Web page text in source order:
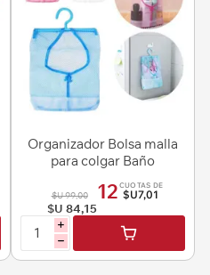
Organizador Bolsa malla
para colgar Baño
$U 99,00
$U 84,15
12 CUOTAS DE
$U7,01
i
h